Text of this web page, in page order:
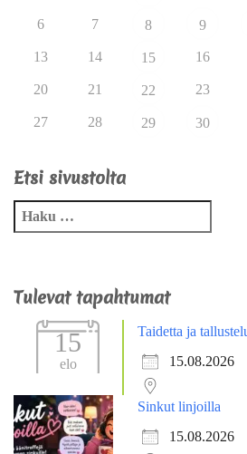
6 7 8 9
13 14 15 16
20 21 22 23
27 28 29 30
Etsi sivustolta
Tulevat tapahtumat
15
elo
Taidetta ja
15.08.2026
Sinkut linjoilla
15.08.2026